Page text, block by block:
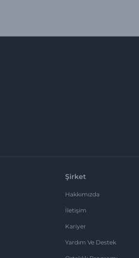
Şirket
Hakkımızda
İletişim
Kariyer
Yardım Ve Destek